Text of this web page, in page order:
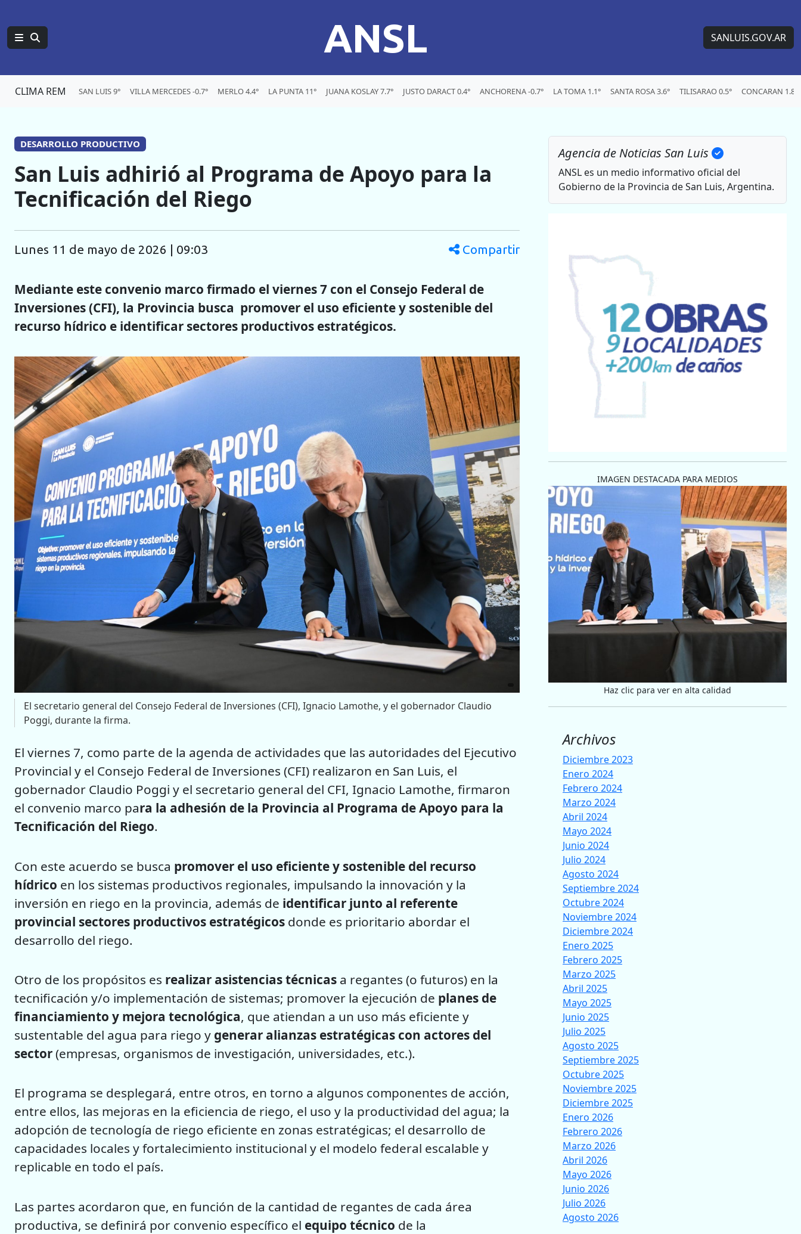
ANSL SANLUIS.GOV.AR
CLIMA REM SAN LUIS 9° VILLA MERCEDES -0.7° MERLO 4.4° LA PUNTA 11° JUANA KOSLAY 7.7° JUSTO DARACT 0.4° ANCHORENA -0.7° LA TOMA 1.1° SANTA ROSA 3.6° TILISARAO 0.5° CONCARAN 1.8°
DESARROLLO PRODUCTIVO
San Luis adhirió al Programa de Apoyo para la
Tecnificación del Riego
lunes 11 de mayo de 2026 | 09:03 Compartir
Mediante este convenio marco firmado el viernes 7 con el Consejo Federal de
Inversiones (CFI), la Provincia busca promover el uso eficiente y sostenible del
recurso hídrico e identificar sectores productivos estratégicos.
El secretario general del Consejo Federal de Inversiones (CFI), Ignacio Lamothe, y el gobernador Claudio
Poggi, durante la firma.
El viernes 7, como parte de la agenda de actividades que las autoridades del Ejecutivo
Provincial y el Consejo Federal de Inversiones (CFI) realizaron en San Luis, el
gobernador Claudio Poggi y el secretario general del CFI, Ignacio Lamothe, firmaron
el convenio marco para la adhesión de la Provincia al Programa de Apoyo para la
Tecnificación del Riego.
Con este acuerdo se busca promover el uso eficiente y sostenible del recurso
hídrico en los sistemas productivos regionales, impulsando la innovación y la
inversión en riego en la provincia, además de identificar junto al referente
provincial sectores productivos estratégicos donde es prioritario abordar el
desarrollo del riego.
Otro de los propósitos es realizar asistencias técnicas a regantes (o futuros) en la
tecnificación y/o implementación de sistemas; promover la ejecución de planes de
financiamiento y mejora tecnológica, que atiendan a un uso más eficiente y
sustentable del agua para riego y generar alianzas estratégicas con actores del
sector(empresas, organismos de investigación, universidades, etc.).
El programa se desplegará, entre otros, en torno a algunos componentes de acción,
entre ellos, las mejoras en la eficiencia de riego, el uso y la productividad del agua; la
adopción de tecnología de riego eficiente en zonas estratégicas; el desarrollo de
capacidades locales y fortalecimiento institucional y el modelo federal escalable y
replicable en todo el país.
Las partes acordaron que, en función de la cantidad de regantes de cada área
productiva, se definirá por convenio específico el equipo técnico de la
Agencia de Noticias San Luis
ANSL es un medio informativo oficial del
Gobierno de la Provincia de San Luis, Argentina.
IMAGEN DESTACADA PARA MEDIOS
Haz clic para ver en alta calidad
Archivos
Diciembre 2023
Enero 2024
Febrero 2024
Marzo 2024
Abril 2024
Mayo 2024
Junio 2024
Julio 2024
Agosto 2024
Septiembre 2024
Octubre 2024
Noviembre 2024
Diciembre 2024
Enero 2025
Febrero 2025
Marzo 2025
Abril 2025
Mayo 2025
Junio 2025
Julio 2025
Agosto 2025
Septiembre 2025
Octubre 2025
Noviembre 2025
Diciembre 2025
Enero 2026
Febrero 2026
Marzo 2026
Abril 2026
Mayo 2026
Junio 2026
Julio 2026
Agosto 2026